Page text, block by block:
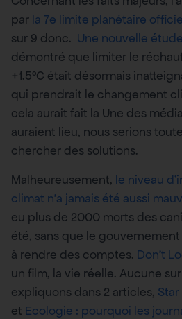
par la 7e limite planétaire
sur 9 donc. Une nouvelle étude
démontré que limiter le
+1.5°C était désormais
qui prendrait le changement
cela aurait fait la Une des
auraient lieu, nous serions
chercher des solutions.
Malheureusement, le niveau
climat n’a jamais été aussi
eu plus de 2000 morts des
été, sans que le
à rendre des comptes. Don’t
un film, la vie réelle. Aucune
expliquons dans 2 articles,
et Ecologie : pourquoi les